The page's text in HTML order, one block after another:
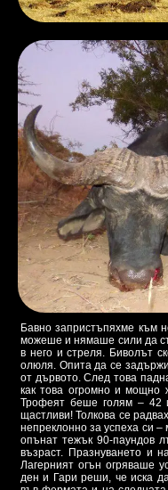
Бавно запристъпяхме към
можеше и нямаше сили да
в него и стреля. Биволът
олюля. Опита да се
от дървото. След това
как това огромно и мощно
Трофеят беше голям – 42
щастливи! Толкова се
непреклонно за успеха си –
опънат тежък 90-паундов
възраст. Празнуването и
Лагерният огън огряваше
ден и Гари реши, че иска